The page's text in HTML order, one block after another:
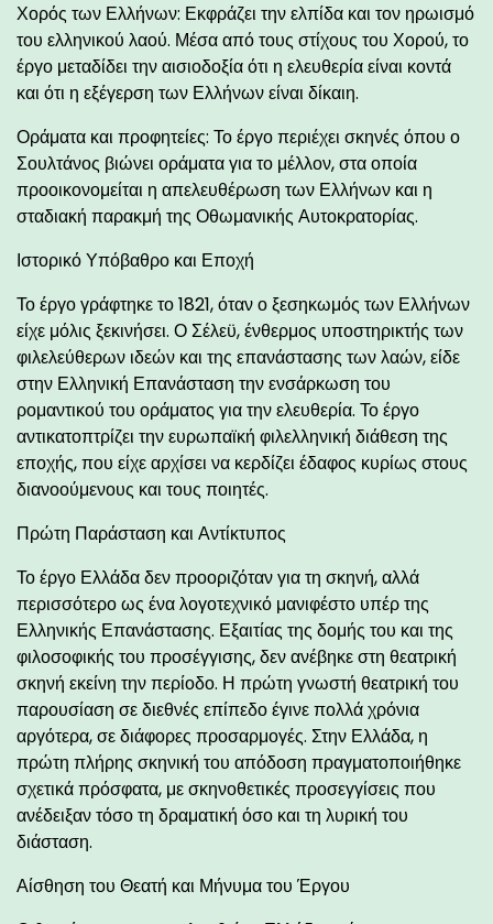
Χορός των Ελλήνων: Εκφράζει την ελπίδα και τον ηρωισμό
του ελληνικού λαού. Μέσα από τους στίχους του Χορού, το
έργο μεταδίδει την αισιοδοξία ότι η ελευθερία είναι κοντά
και ότι η εξέγερση των Ελλήνων είναι δίκαιη.
Οράματα και προφητείες: Το έργο περιέχει σκηνές όπου ο
Σουλτάνος βιώνει οράματα για το μέλλον, στα οποία
προοικονομείται η απελευθέρωση των Ελλήνων και η
σταδιακή παρακμή της Οθωμανικής Αυτοκρατορίας.
Ιστορικό Υπόβαθρο και Εποχή
Το έργο γράφτηκε το 1821, όταν ο ξεσηκωμός των Ελλήνων
είχε μόλις ξεκινήσει. Ο Σέλεϋ, ένθερμος υποστηρικτής των
φιλελεύθερων ιδεών και της επανάστασης των λαών, είδε
στην Ελληνική Επανάσταση την ενσάρκωση του
ρομαντικού του οράματος για την ελευθερία. Το έργο
αντικατοπτρίζει την ευρωπαϊκή φιλελληνική διάθεση της
εποχής, που είχε αρχίσει να κερδίζει έδαφος κυρίως στους
διανοούμενους και τους ποιητές.
Πρώτη Παράσταση και Αντίκτυπος
Το έργο Ελλάδα δεν προοριζόταν για τη σκηνή, αλλά
περισσότερο ως ένα λογοτεχνικό μανιφέστο υπέρ της
Ελληνικής Επανάστασης. Εξαιτίας της δομής του και της
φιλοσοφικής του προσέγγισης, δεν ανέβηκε στη θεατρική
σκηνή εκείνη την περίοδο. Η πρώτη γνωστή θεατρική του
παρουσίαση σε διεθνές επίπεδο έγινε πολλά χρόνια
αργότερα, σε διάφορες προσαρμογές. Στην Ελλάδα, η
πρώτη πλήρης σκηνική του απόδοση πραγματοποιήθηκε
σχετικά πρόσφατα, με σκηνοθετικές προσεγγίσεις που
ανέδειξαν τόσο τη δραματική όσο και τη λυρική του
διάσταση.
Αίσθηση του Θεατή και Μήνυμα του Έργου